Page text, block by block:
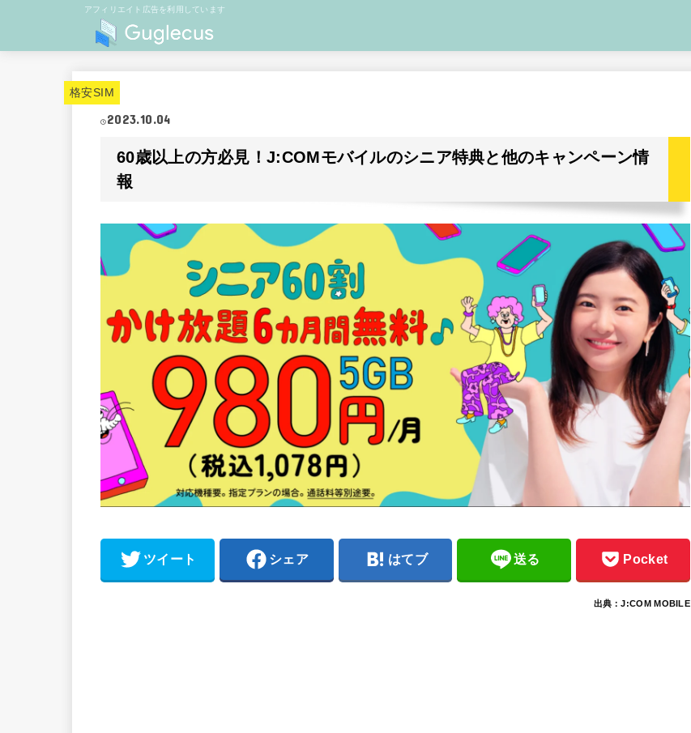
アフィリエイト広告を利用しています
格安SIM
2023.10.04
60歳以上の方必見！J:COMモバイルのシニア特典と他のキャンペーン情
報
ツイート シェア はてブ 送る Pocket
出典：J:COM MOBILE